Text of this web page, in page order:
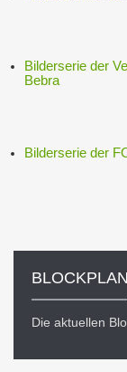
Bilderserie der
Bebra
Bilderserie der
BLOCKPLAN
Die aktuellen